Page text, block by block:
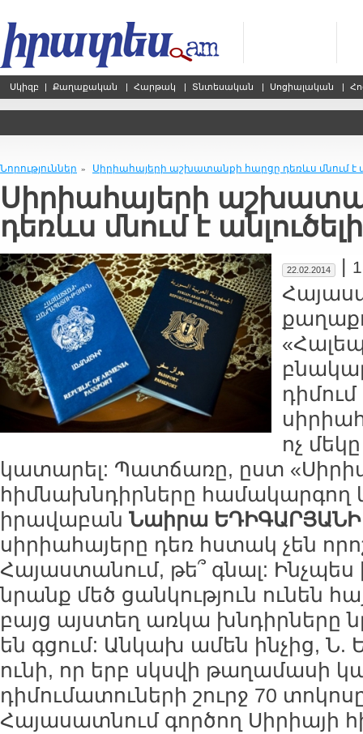
Սկիզբ | Քաղաքական | Հարթակ | Տնտեսական | Սոցիալական |
Նորություններ » Սիրիահայերի աշխատանքի հարցը դեռևս մնում է
Սիրիահայերի
դեռևս մնում է անլուծելի
22.02.2014
դիմում
ոչ
կատարել: Պատճառը, ըստ
հիմնախնդիրները համակարգող
իրավաբան Նաիրա ԵԴԻԳԱՐՅԱՆԻ
սիրիահայերը դեռ հստակ չեն
Հայաստանում, թե՞ գնալ:
նրանք մեծ ցանկություն ունեն
բայց այստեղ առկա խնդիրները
են գցում: Անկախ ամեն ինչից, Ն.
ունի, որ երբ սկսվի թաղամասի
դիմումատուների շուրջ 70
Հայասատնում գործող Սիրիայի